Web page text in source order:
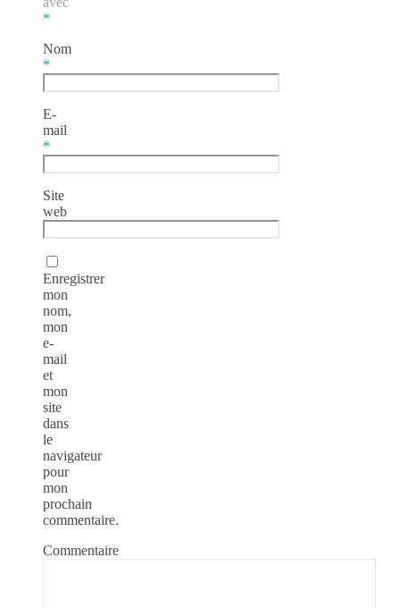
*
Nom
*
E-
mail
*
Site
web
Enregistrer
mon
nom,
mon
e-
mail
et
mon
site
dans
le
navigateur
pour
mon
prochain
commentaire.
Commentaire